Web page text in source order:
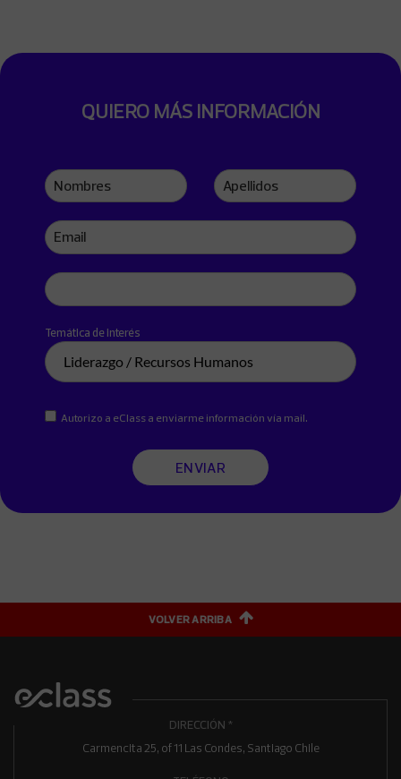
QUIERO MÁS INFORMACIÓN
Nombres Apellidos
Email
Temática de interés
Autorizo a eClass a enviarme información vía mail.
ENVIAR
VOLVER ARRIBA
DIRECCIÓN *
Carmencita 25, of 11 Las Condes, Santiago Chile